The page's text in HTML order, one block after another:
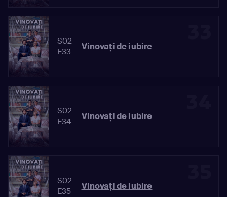
S02
E33
Vinovaţi de iubire
S02
E34
Vinovaţi de iubire
S02
E35
Vinovaţi de iubire